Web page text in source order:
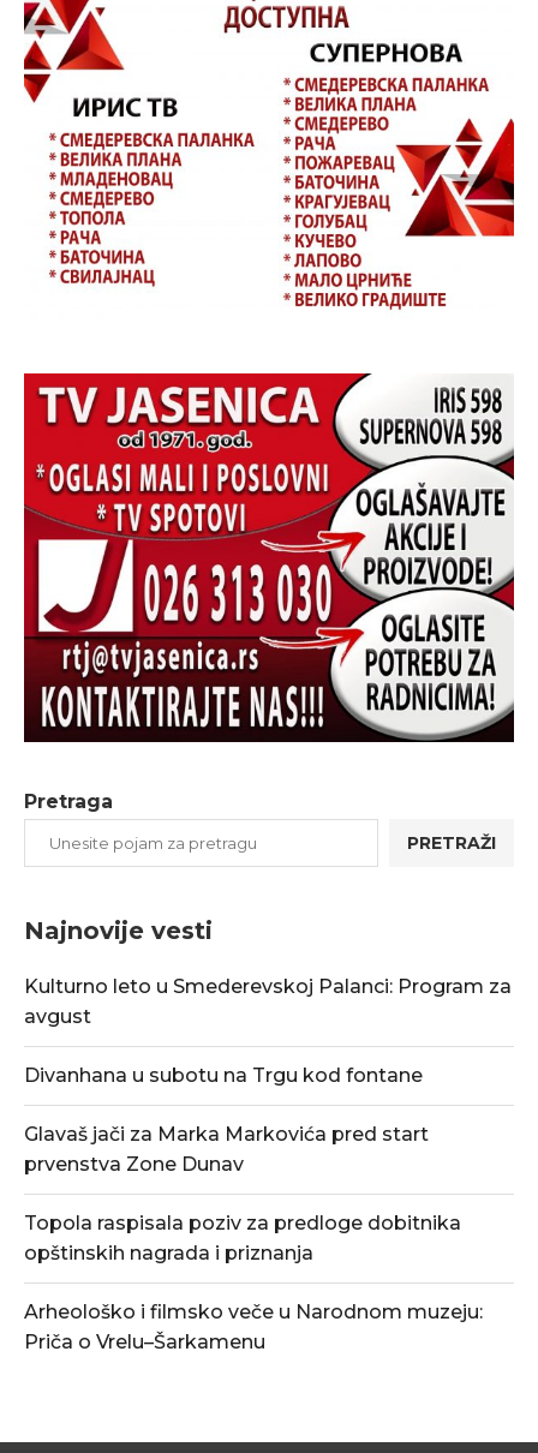
Pretraga
PRETRAŽI
Najnovije vesti
Kulturno leto u Smederevskoj Palanci: Program za
avgust
Divanhana u subotu na Trgu kod fontane
Glavaš jači za Marka Markovića pred start
prvenstva Zone Dunav
Topola raspisala poziv za predloge dobitnika
opštinskih nagrada i priznanja
Arheološko i filmsko veče u Narodnom muzeju:
Priča o Vrelu–Šarkamenu